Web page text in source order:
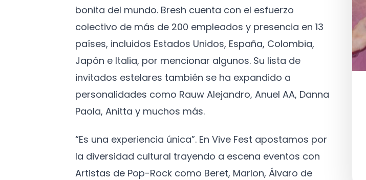
bonita del mundo. Bresh cuenta con el esfuerzo
colectivo de más de 200 empleados y presencia en 13
países, incluidos Estados Unidos, España, Colombia,
Japón e Italia, por mencionar algunos. Su lista de
invitados estelares también se ha expandido a
personalidades como Rauw Alejandro, Anuel AA, Danna
Paola, Anitta y muchos más.
“Es una experiencia única”. En Vive Fest apostamos por
la diversidad cultural trayendo a escena eventos con
Artistas de Pop-Rock como Beret, Marlon, Álvaro de